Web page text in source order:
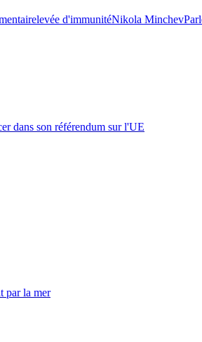
levée d'immunitéNikola Minchev
dans son référendum sur l'UE
par la mer